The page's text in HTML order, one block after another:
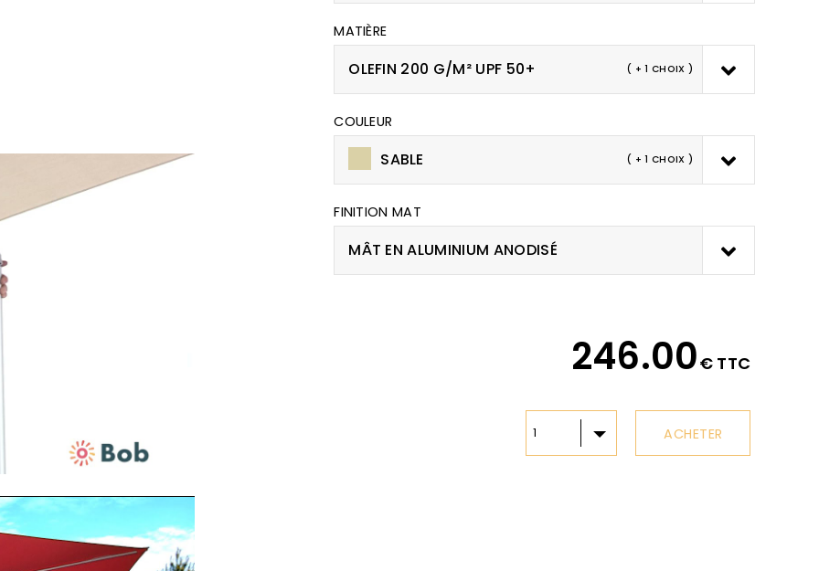
Settings
MATIÈRE
OLEFIN 200 G/M² UPF 50+ ( + 1 CHOIX )
COULEUR
SABLE ( + 1 CHOIX )
FINITION MAT
MÂT EN ALUMINIUM ANODISÉ
246.00€ TTC
ACHETER